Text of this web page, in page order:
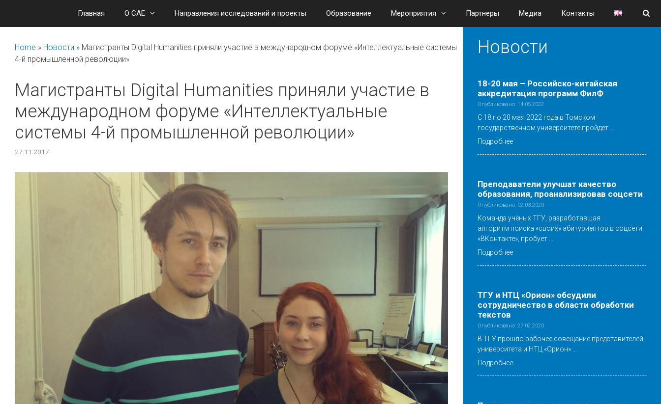
содержимому
Главная О САЕ Направления исследований и проекты Образование Мероприятия Партнеры Медиа Контакты
Home » Новости » Магистранты Digital Humanities приняли участие в международном форуме «Интеллектуальные системы
4-й промышленной революции»
Магистранты Digital Humanities приняли участие в
международном форуме «Интеллектуальные
системы 4-й промышленной революции»
27.11.2017
Новости
18-20 мая – Российско-китайская
аккредитация программ ФилФ
Опубликовано: 14.05.2022
С 18 по 20 мая 2022 года в Томском
государственном университете пройдет …
Подробнее
Преподаватели улучшат качество
образования, проанализировав соцсети
Опубликовано: 02.03.2020
Команда учёных ТГУ, разработавшая
алгоритм поиска «своих» абитуриентов в соцсети
«ВКонтакте», пробует …
Подробнее
ТГУ и НТЦ «Орион» обсудили
сотрудничество в области обработки
текстов
Опубликовано: 27.02.2020
В ТГУ прошло рабочее совещание представителей
университета и НТЦ «Орион» …
Подробнее